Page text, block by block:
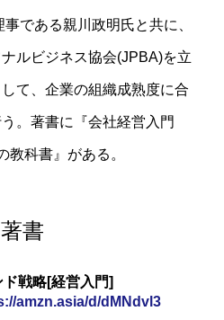
である親川政明氏と共に、
ルビジネス協会(JPBA)を立
て、企業の組織成熟度に合
。著書に『会社経営入門
教科書』がある。
著書
戦略[経営入門]
amzn.asia/d/dMNdvl3